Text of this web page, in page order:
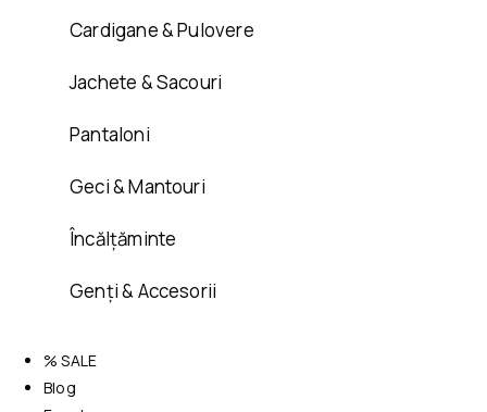
Cardigane & Pulovere
Jachete & Sacouri
Pantaloni
Geci & Mantouri
Încălțăminte
Genți & Accesorii
% SALE
Blog